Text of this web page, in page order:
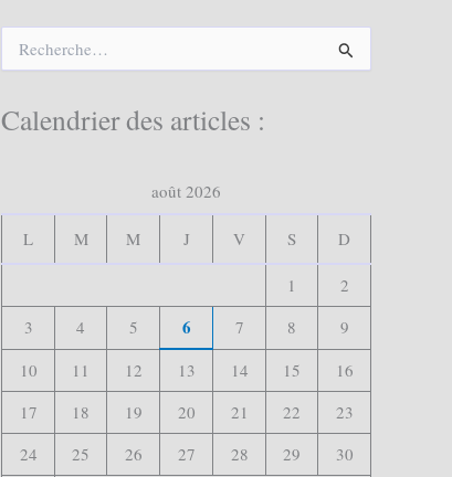
e
e
Calendrier des articles :
août 2026
L M M J V S D
1
2
3
4 5 6 7 8
9
10
11 12 13 14 15
16
17
18 19 20 21 22
23
24
25 26 27 28 29
30